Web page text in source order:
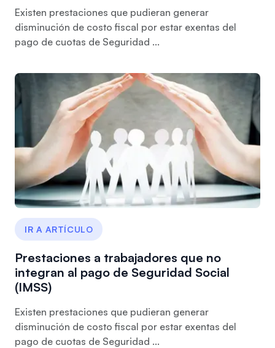
Existen prestaciones que pudieran generar
disminución de costo fiscal por estar exentas del
pago de cuotas de Seguridad ...
IR A ARTÍCULO
Prestaciones a trabajadores que no
integran al pago de Seguridad Social
(IMSS)
Existen prestaciones que pudieran generar
disminución de costo fiscal por estar exentas del
pago de cuotas de Seguridad ...